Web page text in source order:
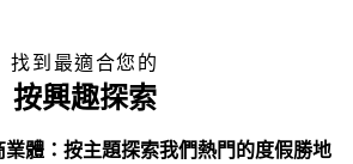
找到最適合您的
按興趣探索
體：按主題探索我們熱門的度假勝地